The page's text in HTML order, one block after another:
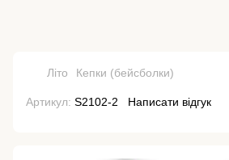
Літо Кепки (бейсболки)
Артикул: S2102-2 Написати відгук